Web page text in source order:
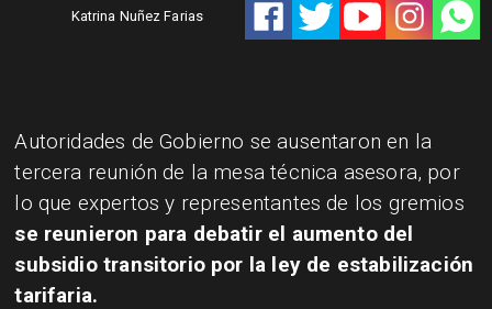
Katrina Nuñez Farias
Autoridades de Gobierno se ausentaron en la
tercera reunión de la mesa técnica asesora, por
lo que expertos y representantes de los gremios
se reunieron para debatir el aumento del
subsidio transitorio por la ley de estabilización
tarifaria.